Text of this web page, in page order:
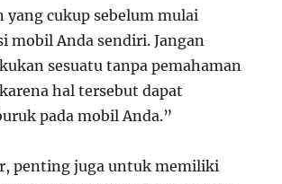
yang cukup sebelum mulai
mobil Anda sendiri. Jangan
sesuatu tanpa pemahaman
hal tersebut dapat
pada mobil Anda.”
penting juga untuk memiliki